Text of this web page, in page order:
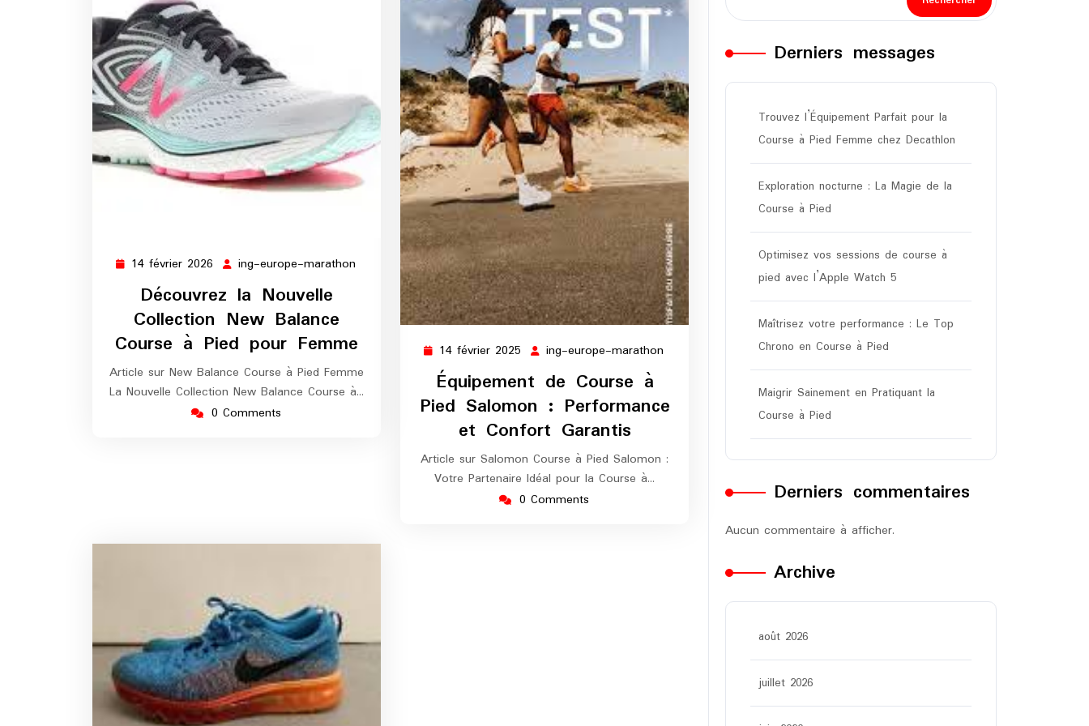
14 février 2026 14
février
2026
ing-europe-marathon
marathon
Découvrez la Nouvelle
Collection New Balance
Course à Pied pour Femme
Article sur New Balance Course à Pied Femme
La Nouvelle Collection New Balance Course à…
0 Comments
14 février 2025 14
février
2025
ing-europe-marathon
Équipement de Course à
Pied Salomon : Performance
et Confort Garantis
Article sur Salomon Course à Pied Salomon :
Votre Partenaire Idéal pour la Course à…
0 Comments
Derniers messages
Trouvez l’Équipement Parfait pour la
Course à Pied Femme chez Decathlon
Exploration nocturne : La Magie de la
Course à Pied
Optimisez vos sessions de course à
pied avec l’Apple Watch 5
Maîtrisez votre performance : Le Top
Chrono en Course à Pied
Maigrir Sainement en Pratiquant la
Course à Pied
Derniers commentaires
Aucun commentaire à afficher.
Archive
août 2026
juillet 2026